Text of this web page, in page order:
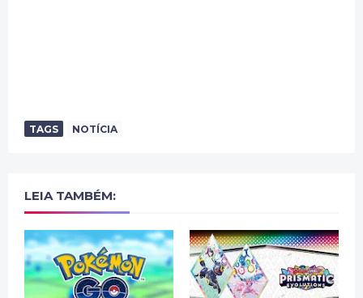
TAGS NOTÍCIA
LEIA TAMBÉM: